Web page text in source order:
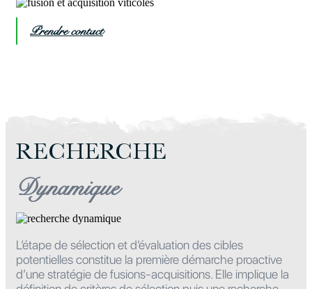
Prendre contact
RECHERCHE
Dynamique
L’étape de sélection et d’évaluation des cibles
potentielles constitue la première démarche proactive
d’une stratégie de fusions-acquisitions. Elle implique la